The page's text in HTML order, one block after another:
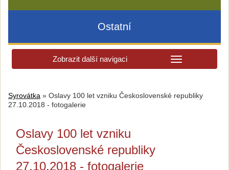
Ostatní
Zobrazit další navigaci
Syrovátka » Oslavy 100 let vzniku Československé republiky
27.10.2018 - fotogalerie
Oslavy 100 let vzniku
Československé republiky
27.10.2018 - fotogalerie